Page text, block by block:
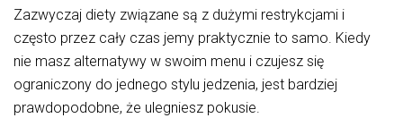
Zazwyczaj diety związane są z dużymi restrykcjami i
często przez cały czas jemy praktycznie to samo. Kiedy
nie masz alternatywy w swoim menu i czujesz się
ograniczony do jednego stylu jedzenia, jest bardziej
prawdopodobne, że ulegniesz pokusie.